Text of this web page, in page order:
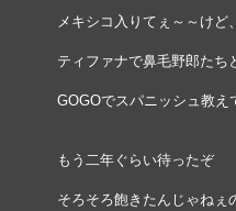
メキシコ入りてぇ～～け
ティファナで鼻毛野郎たち
GOGOでスパニッシュ教え
もう二年ぐらい待ったぞ
そろそろ飽きたんじゃねぇ